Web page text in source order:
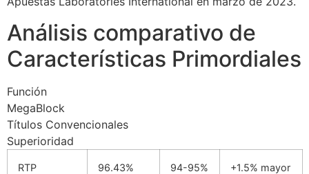
Análisis comparativo de
Características Primordiales
Función
MegaBlock
Títulos Convencionales
Superioridad
RTP
96.43% 94-95% +1.5% mayor